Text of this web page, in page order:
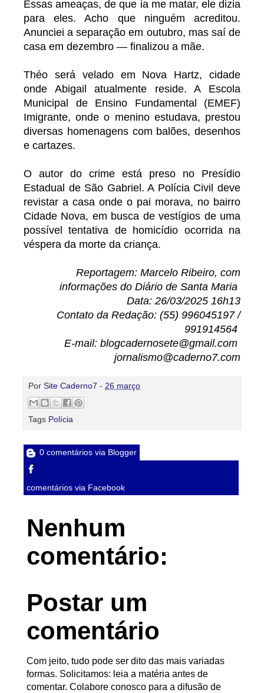
Essas ameaças, de que ia me matar, ele dizia
para eles. Acho que ninguém acreditou.
Anunciei a separação em outubro, mas saí de
casa em dezembro — finalizou a mãe.
Théo será velado em Nova Hartz, cidade
onde Abigail atualmente reside. A Escola
Municipal de Ensino Fundamental (EMEF)
Imigrante, onde o menino estudava, prestou
diversas homenagens com balões, desenhos
e cartazes.
O autor do crime está preso no Presídio
Estadual de São Gabriel. A Polícia Civil deve
revistar a casa onde o pai morava, no bairro
Cidade Nova, em busca de vestígios de uma
possível tentativa de homicídio ocorrida na
véspera da morte da criança.
Reportagem: Marcelo Ribeiro, com
informações do Diário de Santa Maria
Data: 26/03/2025 16h13
Contato da Redação: (55) 996045197 /
991914564
E-mail: blogcadernosete@gmail.com
jornalismo@caderno7.com
Por Site Caderno7 - 26 março
Tags Polícia
0 comentários via Blogger
comentários via Facebook
Nenhum
comentário:
Postar um
comentário
Com jeito, tudo pode ser dito das mais variadas
formas. Solicitamos: leia a matéria antes de
comentar. Colabore conosco para a difusão de